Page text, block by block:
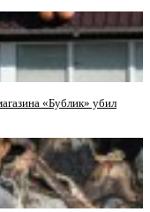
«Бублик» убил